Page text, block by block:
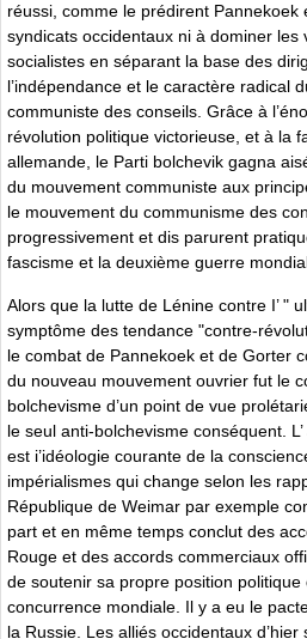
réussi, comme le prédirent Pannekoek
syndicats occidentaux ni à dominer les
socialistes en séparant la base des
l’indépendance et le caractère radical
communiste des conseils. Grâce à
révolution politique victorieuse, et à la
allemande, le Parti bolchevik gagna
du mouvement communiste aux
le mouvement du communisme des
progressivement et dis parurent
fascisme et la deuxième guerre
Alors que la lutte de Lénine contre I’ "
symptôme des tendance "contre-
le combat de Pannekoek et de Gorter
du nouveau mouvement ouvrier fut le
bolchevisme d’un point de vue
le seul anti-bolchevisme conséquent.
est i’idéologie courante de la
impérialismes qui change selon les
République de Weimar par exemple
part et en même temps conclut des
Rouge et des accords commerciaux
de soutenir sa propre position
concurrence mondiale. Il y a eu le
la Russie. Les alliés occidentaux d’hier